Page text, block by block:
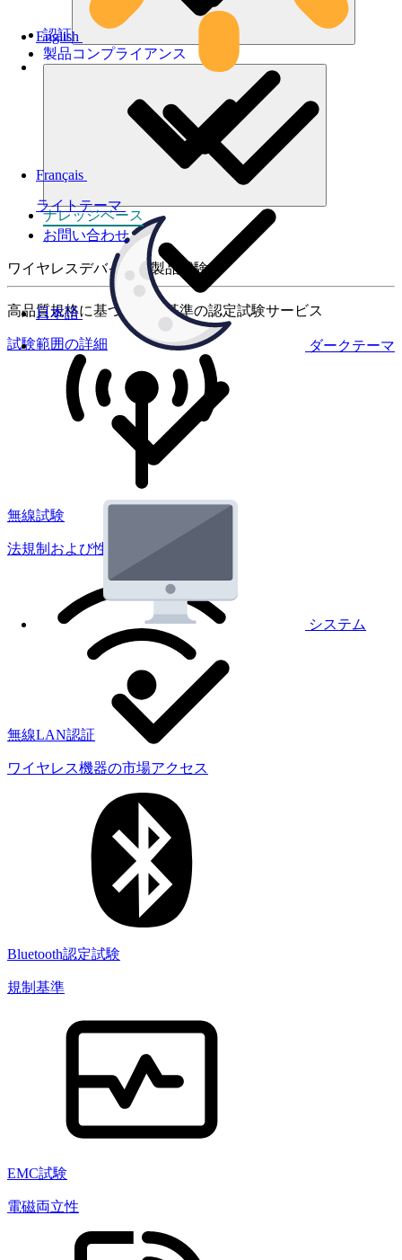
ライトテーマ
ダークテーマ
システム
English
Français
日本語
認証
製品コンプライアンス
ナレッジベース
お問い合わせ
ワイヤレスデバイスの製品試験
高品質規格に基づく国際基準の認定試験サービス
試験範囲の詳細
無線試験
法規制および性能試験
無線LAN認証
ワイヤレス機器の市場アクセス
Bluetooth認定試験
規制基準
EMC試験
電磁両立性